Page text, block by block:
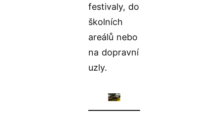
festivaly, do
školních
areálů nebo
na dopravní
uzly.